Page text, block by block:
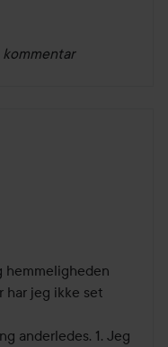
hemmeligheden
har jeg ikke set
anderledes. 1. Jeg